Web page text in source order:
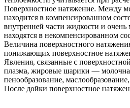
Поверхностное натяжение. Между
находится в компенсированном
внутренней части жидкости и
находятся в некомпенсированном
Величина поверхностного
понижающих поверхностное
Явления, связанные с
плазма, жировые шарики —
пенообразование,
После дойки поверхностное